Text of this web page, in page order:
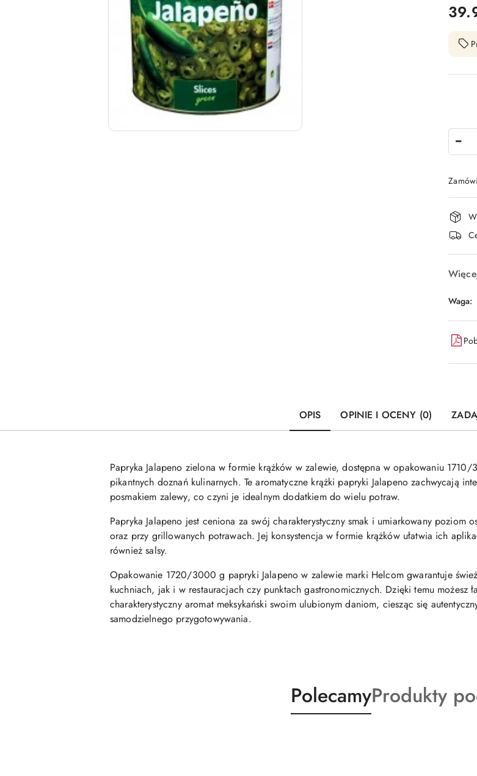
i
Waga:
OPIS OPINIE I OCENY (0)
Papryka Jalapeno zielona w formie krążków w zalewie, dostępna w opakowaniu
pikantnych doznań kulinarnych. Te aromatyczne krążki papryki Jalapeno zachwycają
posmakiem zalewy, co czyni je idealnym dodatkiem do wielu potraw.
Papryka Jalapeno jest ceniona za swój charakterystyczny smak i umiarkowany poziom
oraz przy grillowanych potrawach. Jej konsystencja w formie krążków ułatwia ich
również salsy.
Opakowanie 1720/3000 g papryki Jalapeno w zalewie marki Helcom gwarantuje
kuchniach, jak i w restauracjach czy punktach gastronomicznych. Dzięki temu możesz
charakterystyczny aromat meksykański swoim ulubionym daniom, ciesząc się
samodzielnego przygotowywania.
Produkty
o
PolecamyProdukty
o
Produkty